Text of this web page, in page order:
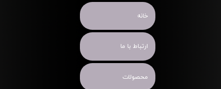
خانه
ارتباط با ما
محصولات